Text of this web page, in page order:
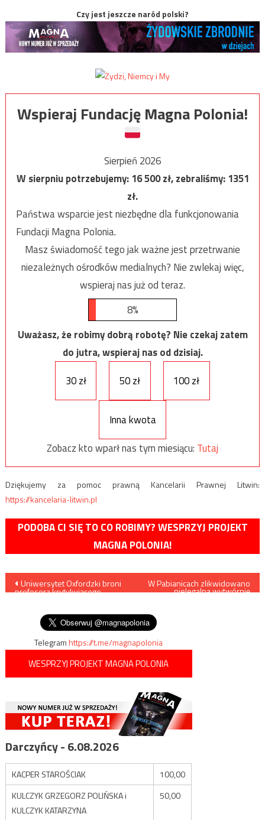
Czy jest jeszcze naród polski?
Wspieraj Fundację Magna Polonia!
Sierpień 2026
W sierpniu potrzebujemy:16 500zł, zebraliśmy:1351
zł.
Państwa wsparcie jest niezbędne dla funkcjonowania
Fundacji Magna Polonia.
Masz świadomość tego jak ważne jest przetrwanie
niezależnych ośrodków medialnych? Nie zwlekaj więc,
wspieraj nas już od teraz.
8%
Uważasz, że robimy dobrą robotę? Nie czekaj zatem
do jutra, wspieraj nas od dzisiaj.
30 zł
50 zł 100 zł
Inna kwota
Zobacz kto wparł nas tym miesiącu: Tutaj
Dziękujemy za pomoc prawną Kancelarii Prawnej Litwin:
https://kancelaria-litwin.pl
PODOBA CI SIĘ TO CO ROBIMY? WESPRZYJ PROJEKT
MAGNA POLONIA!
Nawigacja
wpisu
Uniwersytet Oxfordzki broni
profesora krytykującego
W Pabianicach zlikwidowano
nielegalną wytwórnię
Telegramhttps://t.me/magnapolonia
WESPRZYJ PROJEKT MAGNA POLONIA
Darczyńcy - 6.08.2026
KACPER STAROŚCIAK
100,00
KULCZYK GRZEGORZ POLIŃSKA i
KULCZYK KATARZYNA
50,00